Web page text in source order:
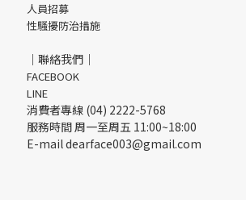
人員招募
性騷擾防治措施
｜聯絡我們｜
FACEBOOK
LINE
消費者專線 (04) 2222-5768
服務時間 周一至周五 11:00~18:00
E-mail dearface003@gmail.com